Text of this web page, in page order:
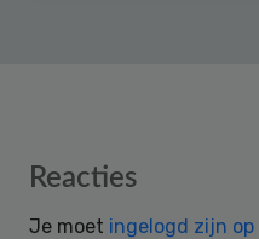
Reader
Reacties
Je moet ingelogd zijn op